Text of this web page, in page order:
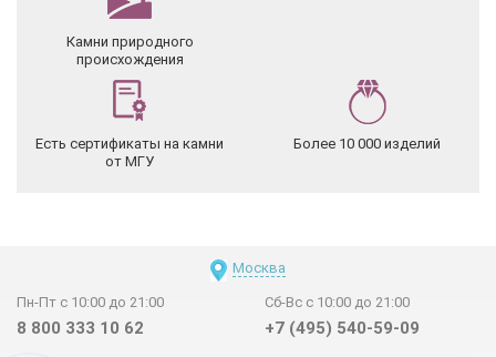
Камни природного
происхождения
Есть сертификаты на камни
от МГУ
Более 10 000 изделий
Москва
Пн-Пт с 10:00 до 21:00
8 800 333 10 62
Сб-Вс с 10:00 до 21:00
+7 (495) 540-59-09